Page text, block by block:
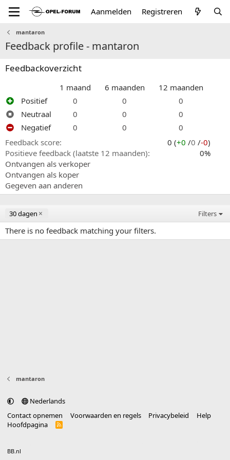
Aanmelden Registreren
mantaron
Feedback profile - mantaron
Feedbackoverzicht
1 maand 6 maanden
12 maanden
Positief
0 0
0
Neutraal
0 0
0
Negatief
0 0
0
Feedback score
0 (+0 /0 /-0)
Positieve feedback (laatste 12 maanden)
0%
Ontvangen als verkoper
Ontvangen als koper
Gegeven aan anderen
30 dagen Filters
There is no feedback matching your filters.
mantaron
Nederlands
Contact opnemen
Voorwaarden en regels Privacybeleid
Help
Hoofdpagina
R
BB.nl